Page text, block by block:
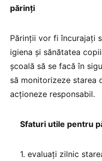
părinţi
Părinţii vor fi încurajaţi
igiena şi sănătatea
şcoală să se facă în
să monitorizeze starea
acţioneze responsabil.
Sfaturi utile pentru
1. evaluaţi zilnic